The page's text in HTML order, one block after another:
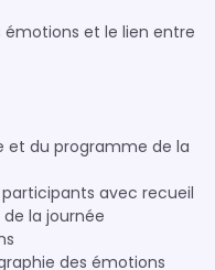
et le lien entre
et du programme de la
avec recueil
des attentes et des objectifs de la journée
des émotions